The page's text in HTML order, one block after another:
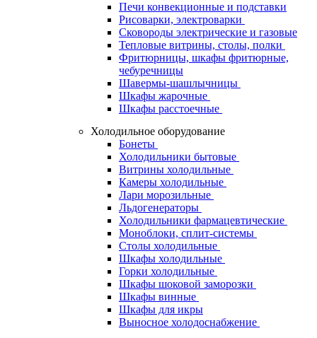
Печи конвекционные и подставки
Рисоварки, электроварки
Сковороды электрические и газовые
Тепловые витрины, столы, полки
Фритюрницы, шкафы фритюрные,
чебуречницы
Шавермы-шашлычницы
Шкафы жарочные
Шкафы расстоечные
Холодильное оборудование
Бонеты
Холодильники бытовые
Витрины холодильные
Камеры холодильные
Лари морозильные
Льдогенераторы
Холодильники фармацевтические
Моноблоки, сплит-системы
Столы холодильные
Шкафы холодильные
Горки холодильные
Шкафы шоковой заморозки
Шкафы винные
Шкафы для икры
Выносное холодоснабжение